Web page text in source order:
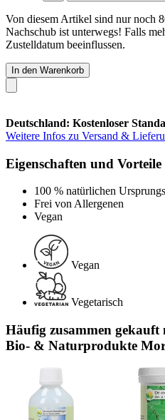
Von diesem Artikel sind nur noch
Nachschub ist unterwegs! Falls
Zustelldatum beeinflussen.
In den Warenkorb
Deutschland: Kostenloser
Weitere Infos zu Versand &
Eigenschaften und Vorteile
100 % natürlichen Ursprungs
Frei von Allergenen
Vegan
Vegan
Vegetarisch
Häufig zusammen
Bio- & Naturprodukte